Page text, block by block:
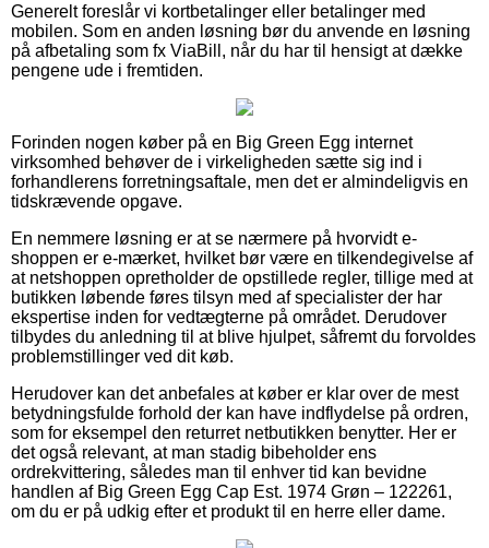
Generelt foreslår vi kortbetalinger eller betalinger med
mobilen. Som en anden løsning bør du anvende en løsning
på afbetaling som fx ViaBill, når du har til hensigt at dække
pengene ude i fremtiden.
Forinden nogen køber på en Big Green Egg internet
virksomhed behøver de i virkeligheden sætte sig ind i
forhandlerens forretningsaftale, men det er almindeligvis en
tidskrævende opgave.
En nemmere løsning er at se nærmere på hvorvidt e-
shoppen er e-mærket, hvilket bør være en tilkendegivelse af
at netshoppen opretholder de opstillede regler, tillige med at
butikken løbende føres tilsyn med af specialister der har
ekspertise inden for vedtægterne på området. Derudover
tilbydes du anledning til at blive hjulpet, såfremt du forvoldes
problemstillinger ved dit køb.
Herudover kan det anbefales at køber er klar over de mest
betydningsfulde forhold der kan have indflydelse på ordren,
som for eksempel den returret netbutikken benytter. Her er
det også relevant, at man stadig bibeholder ens
ordrekvittering, således man til enhver tid kan bevidne
handlen af Big Green Egg Cap Est. 1974 Grøn – 122261,
om du er på udkig efter et produkt til en herre eller dame.